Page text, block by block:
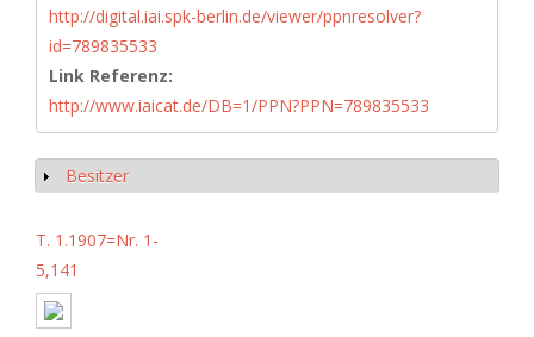
http://digital.iai.spk-berlin.de/viewer/ppnresolver?
id=789835533
Link Referenz:
http://www.iaicat.de/DB=1/PPN?PPN=789835533
Show
Besitzer
T. 1.1907=Nr. 1-
5,141